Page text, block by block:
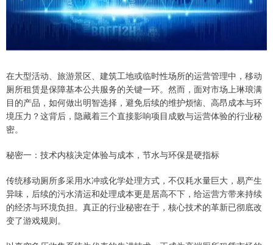
在大型活动、旅游景区、建筑工地或临时性场所的运营管理中，移动
厕所租赁是保障基本公共服务的关键一环。然而，面对市场上琳琅满
目的产品，如何做出明智选择，避免后续的维护烦恼、高昂成本与环
境压力？这背后，隐藏着三个直接影响项目成败与运营体验的行业秘
密。
秘密一：技术内核决定体验与成本，节水与环保是硬指标
传统移动厕所多采用水冲或化学处理方式，不仅耗水量巨大，易产生
异味，后续的污水清运和处理成本更是居高不下，给运营方带来持续
的经济与环境负担。真正的行业秘密在于，核心技术的革新已彻底改
变了游戏规则。